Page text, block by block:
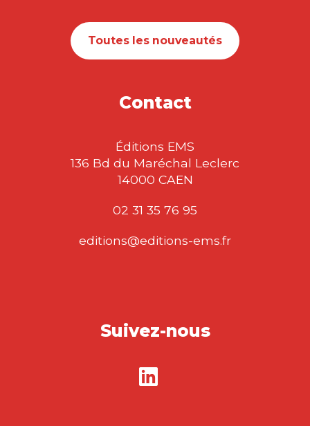
Toutes les nouveautés
Contact
Éditions EMS
136 Bd du Maréchal Leclerc
14000 CAEN
02 31 35 76 95
editions@editions-ems.fr
Suivez-nous